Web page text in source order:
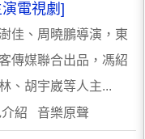
電視劇]
佳、周曉鵬導演，東
傳媒聯合出品，馮紹
、胡宇崴等人主...
紹 音樂原聲